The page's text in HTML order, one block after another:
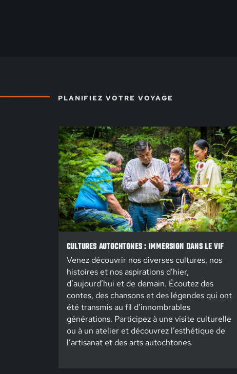
PLANIFIEZ VOTRE VOYAGE
CULTURES AUTOCHTONES : IMMERSION DANS LE VIF
Venez découvrir nos diverses cultures, nos
histoires et nos aspirations d’hier,
d’aujourd’hui et de demain. Écoutez des
contes, des chansons et des légendes qui ont
été transmis au fil d’innombrables
générations. Participez à une visite culturelle
ou à un atelier et découvrez l’esthétique de
l’artisanat et des arts autochtones.